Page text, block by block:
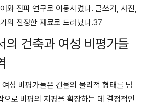
와 전파 연구로 이동시켰다. 글쓰기, 사진,
의 진정한 재료로 드러났다.37
의 건축과 여성 비평가들
성 비평가들은 건물의 물리적 형태를 넘
으로 비평의 지평을 확장하는 데 결정적인